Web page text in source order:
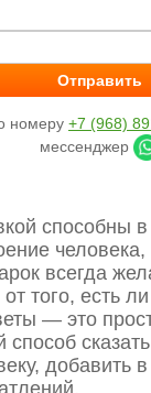
номеру +7 (968)
мессенджер
способны
всегда
от того, есть
— это
способ
добавить